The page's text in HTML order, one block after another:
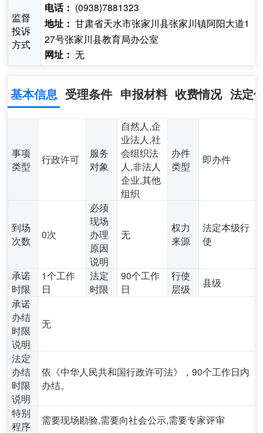
监督
投诉
方式
电话： (0938)7881323
地址： 甘肃省天水市张家川县张家川镇阿阳大道1
27号张家川县教育局办公室
网址： 无
基本信息 受理条件 申报材料 收费情况 法定
事项
类型
行政许可
服务
对象
自然人,企
业法人,社
会组织法
人,非法人
企业,其他
组织
办件
类型
即办件
到场
次数
0次
必须
现场
办理
原因
说明
无
权力
来源
法定本级行
使
承诺
时限
1个工作
日
法定
时限
90个工作
日
行使
层级
县级
承诺
办结
时限
说明
无
法定
办结
时限
说明
依《中华人民共和国行政许可法》，90个工作日内
办结。
特别
程序
需要现场勘验,需要向社会公示,需要专家评审